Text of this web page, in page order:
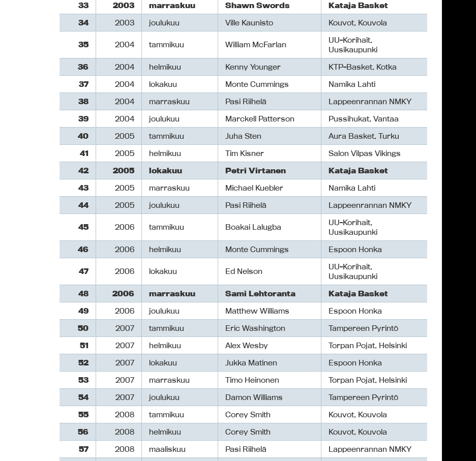
33
2003 marraskuu Shawn Swords
Kataja Basket
34
2003 joulukuu Ville Kaunisto Kouvot, Kouvola
35 2004 tammikuu William McFarlan
UU-Korihait,
Uusikaupunki
36
2004 helmikuu Kenny Younger
KTP-Basket, Kotka
37
2004 lokakuu Monte Cummings
Namika Lahti
38
2004 marraskuu Pasi Riihelä
Lappeenrannan NMKY
39
2004 joulukuu Marckell Patterson
Pussihukat, Vantaa
40
2005 tammikuu Juha Sten
Aura Basket, Turku
41
2005 helmikuu Tim Kisner
Salon Vilpas Vikings
42
2005 lokakuu Petri Virtanen
Kataja Basket
43
2005 marraskuu Michael Kuebler
Namika Lahti
44
2005 joulukuu Pasi Riihelä Lappeenrannan NMKY
45 2006 tammikuu Boakai Lalugba
UU-Korihait,
Uusikaupunki
46
2006 helmikuu Monte Cummings Espoon Honka
47 2006 lokakuu Ed Nelson
UU-Korihait,
Uusikaupunki
48
2006 marraskuu Sami Lehtoranta
Kataja Basket
49
2006 joulukuu Matthew Williams
Espoon Honka
50
2007 tammikuu Eric Washington
Tampereen Pyrintö
51
2007 helmikuu Alex Wesby
Torpan Pojat, Helsinki
52
2007 lokakuu Jukka Matinen
Espoon Honka
53
2007 marraskuu Timo Heinonen
Torpan Pojat, Helsinki
54
2007 joulukuu Damon Williams
Tampereen Pyrintö
55
2008 tammikuu Corey Smith
Kouvot, Kouvola
56
2008 helmikuu Corey Smith
Kouvot, Kouvola
57
2008 maaliskuu Pasi Riihelä
Lappeenrannan NMKY